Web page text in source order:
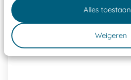
Alles toestaan
Weigeren